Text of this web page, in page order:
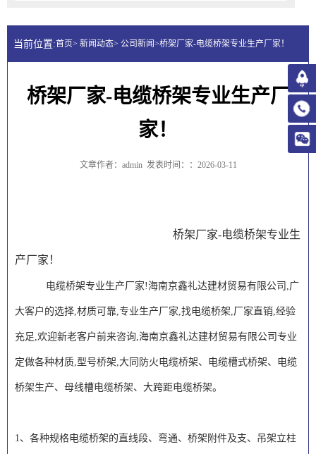
当前位置:首页> 新闻动态> 公司新闻>桥架厂家-电缆桥架专业生产厂家！
桥架厂家-电缆桥架专业生产厂
家！
文章作者：admin 发表时间：：2026-03-11
桥架厂家-电缆桥架专业生
产厂家！
电缆桥架专业生产厂家!海南京鑫礼达建材贸易有限公司,广
大客户的选择,材质可靠,专业生产厂家,找电缆桥架,厂家直销,经验
充足,欢迎新老客户前来咨询,海南京鑫礼达建材贸易有限公司 专业
定做各种材质,型号桥架,大同防火电缆桥架、电缆槽式桥架、电缆
桥架生产、母线槽电缆桥架、大跨距电缆桥架。
1、各种规格电缆桥架的直线段、弯通、桥架附件及支、吊架立柱